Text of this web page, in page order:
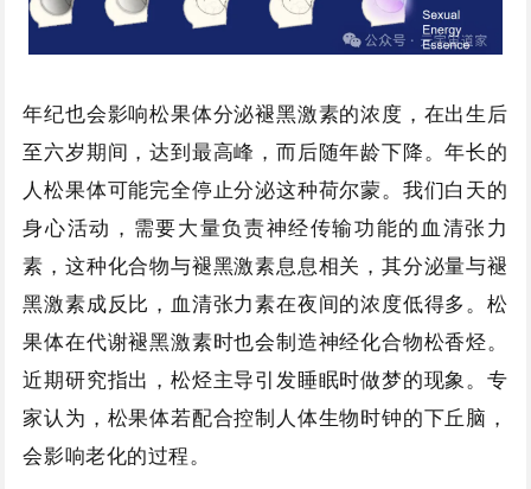
年纪也会影响松果体分泌褪黑激素的浓度，在出生后
至六岁期间，达到最高峰，而后随年龄下降。年长的
人松果体可能完全停止分泌这种荷尔蒙。我们白天的
身心活动，需要大量负责神经传输功能的血清张力
素，这种化合物与褪黑激素息息相关，其分泌量与褪
黑激素成反比，血清张力素在夜间的浓度低得多。松
果体在代谢褪黑激素时也会制造神经化合物松香烃。
近期研究指出，松烃主导引发睡眠时做梦的现象。专
家认为，松果体若配合控制人体生物时钟的下丘脑，
会影响老化的过程。